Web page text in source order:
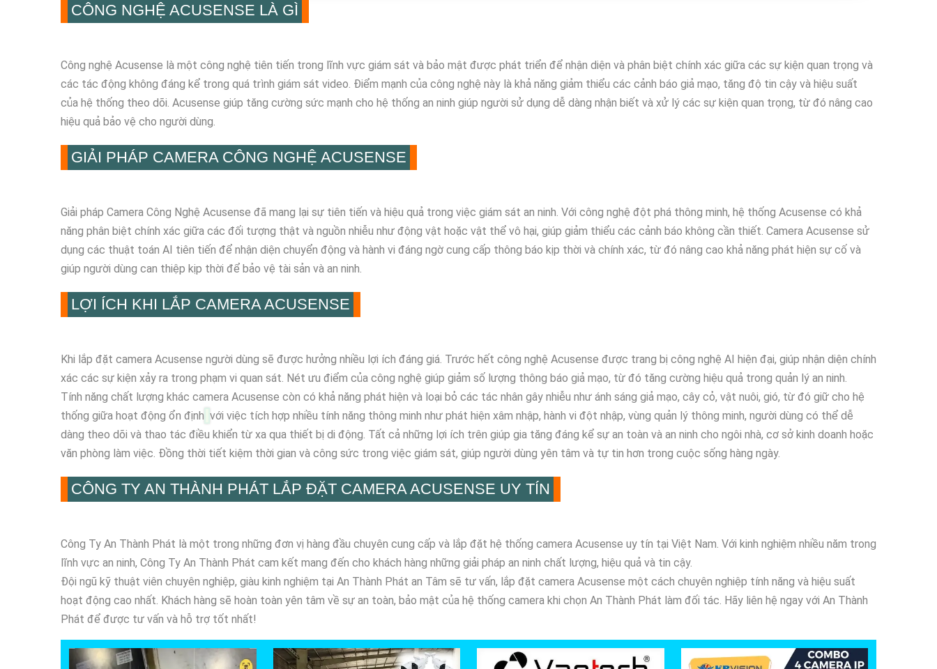
CÔNG NGHỆ ACUSENSE LÀ GÌ
Công nghệ Acusense là một công nghệ tiên tiến trong lĩnh vực giám sát và bảo mật được phát triển để nhận diện và phân biệt chính xác giữa các sự kiện quan trọng và
các tác động không đáng kể trong quá trình giám sát video. Điểm mạnh của công nghệ này là khả năng giảm thiểu các cảnh báo giả mạo, tăng độ tin cậy và hiệu suất
của hệ thống theo dõi. Acusense giúp tăng cường sức mạnh cho hệ thống an ninh giúp người sử dụng dễ dàng nhận biết và xử lý các sự kiện quan trọng, từ đó nâng cao
hiệu quả bảo vệ cho người dùng.
GIẢI PHÁP CAMERA CÔNG NGHỆ ACUSENSE
Giải pháp Camera Công Nghệ Acusense đã mang lại sự tiên tiến và hiệu quả trong việc giám sát an ninh. Với công nghệ đột phá thông minh, hệ thống Acusense có khả
năng phân biệt chính xác giữa các đối tượng thật và nguồn nhiễu như động vật hoặc vật thể vô hại, giúp giảm thiểu các cảnh báo không cần thiết. Camera Acusense sử
dụng các thuật toán AI tiên tiến để nhận diện chuyển động và hành vi đáng ngờ cung cấp thông báo kịp thời và chính xác, từ đó nâng cao khả năng phát hiện sự cố và
giúp người dùng can thiệp kịp thời để bảo vệ tài sản và an ninh.
LỢI ÍCH KHI LẮP CAMERA ACUSENSE
Khi lắp đặt camera Acusense người dùng sẽ được hưởng nhiều lợi ích đáng giá. Trước hết công nghệ Acusense được trang bị công nghệ AI hiện đại, giúp nhận diện chính
xác các sự kiện xảy ra trong phạm vi quan sát. Nét ưu điểm của công nghệ giúp giảm số lượng thông báo giả mạo, từ đó tăng cường hiệu quả trong quản lý an ninh.
Tính năng chất lượng khác camera Acusense còn có khả năng phát hiện và loại bỏ các tác nhân gây nhiễu như ánh sáng giả mạo, cây cỏ, vật nuôi, gió, từ đó giữ cho hệ
thống giữa hoạt động ổn định với việc tích hợp nhiều tính năng thông minh như phát hiện xâm nhập, hành vi đột nhập, vùng quản lý thông minh, người dùng có thể dễ
dàng theo dõi và thao tác điều khiển từ xa qua thiết bị di động. Tất cả những lợi ích trên giúp gia tăng đáng kể sự an toàn và an ninh cho ngôi nhà, cơ sở kinh doanh hoặc
văn phòng làm việc. Đồng thời tiết kiệm thời gian và công sức trong việc giám sát, giúp người dùng yên tâm và tự tin hơn trong cuộc sống hàng ngày.
CÔNG TY AN THÀNH PHÁT LẮP ĐẶT CAMERA ACUSENSE UY TÍN
Công Ty An Thành Phát là một trong những đơn vị hàng đầu chuyên cung cấp và lắp đặt hệ thống camera Acusense uy tín tại Việt Nam. Với kinh nghiệm nhiều năm trong
lĩnh vực an ninh, Công Ty An Thành Phát cam kết mang đến cho khách hàng những giải pháp an ninh chất lượng, hiệu quả và tin cậy.
Đội ngũ kỹ thuật viên chuyên nghiệp, giàu kinh nghiệm tại An Thành Phát an Tâm sẽ tư vấn, lắp đặt camera Acusense một cách chuyên nghiệp tính năng và hiệu suất
hoạt động cao nhất. Khách hàng sẽ hoàn toàn yên tâm về sự an toàn, bảo mật của hệ thống camera khi chọn An Thành Phát làm đối tác. Hãy liên hệ ngay với An Thành
Phát để được tư vấn và hỗ trợ tốt nhất!